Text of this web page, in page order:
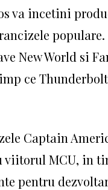
va incetini
populare.
New World si
ce
Captain
MCU, in
pentru